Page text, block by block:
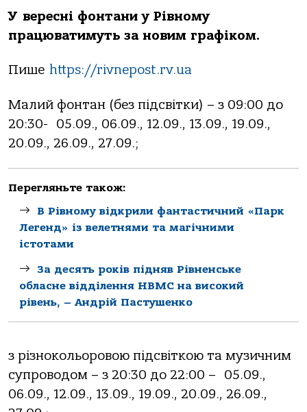
У вересні фонтани у Рівному
працюватимуть за новим графіком.
Пише https://rivnepost.rv.ua
Малий фонтан (без підсвітки) – з 09:00 до
20:30- 05.09., 06.09., 12.09., 13.09., 19.09.,
20.09., 26.09., 27.09.;
Перегляньте також:
В Рівному відкрили фантастичний «Парк
Легенд» із велетнями та магічними
істотами
За десять років підняв Рівненське
обласне відділення НВМС на високий
рівень, – Андрій Пастушенко
з різнокольоровою підсвіткою та музичним
супроводом – з 20:30 до 22:00 – 05.09.,
06.09., 12.09., 13.09., 19.09., 20.09., 26.09.,